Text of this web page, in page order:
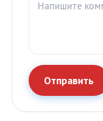
Отправить